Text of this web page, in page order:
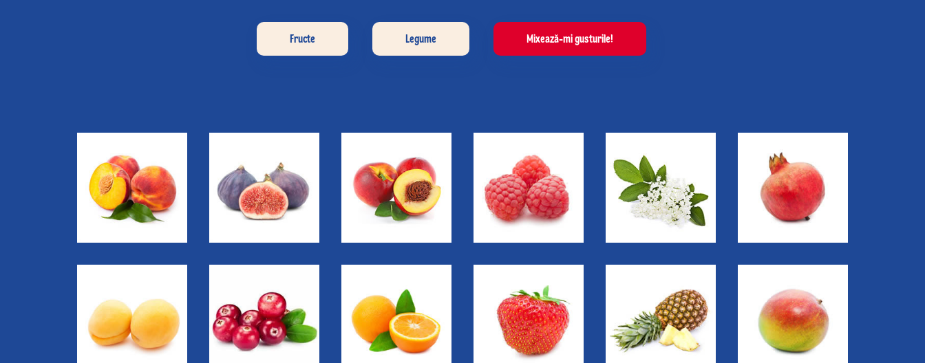
Fructe Legume Mixează-mi gusturile!